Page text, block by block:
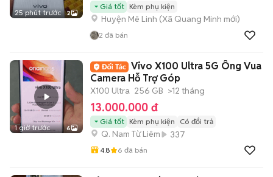
25 phút trước 2
Giá tốt Kèm phụ kiện
Huyện Mê Linh (Xã Quang Minh mới)
2 đã bán
1 giờ trước 6
Vivo X100 Ultra 5G Ông Vua
Camera Hỗ Trợ Góp
X100 Ultra 256 GB >12 tháng
13.000.000 đ
Giá tốt Kèm phụ kiện Có đổi trả
Q. Nam Từ Liêm 337
4.8 6 đã bán